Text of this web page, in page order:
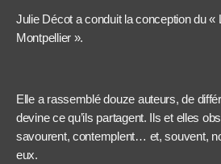
Julie Décot a conduit la conception du «
Montpellier ».
Elle a rassemblé douze auteurs, de
devine ce qu’ils partagent. Ils et elles
savourent, contemplent… et, souvent,
eux.